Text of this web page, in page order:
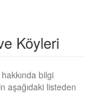
Köyleri
bilgi
aşağıdaki listeden